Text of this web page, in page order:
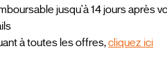
jusqu'à 14 jours après
à toutes les offres,cliquez ici